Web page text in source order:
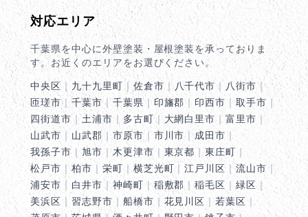
対応エリア
千葉県を中心に外壁塗装・屋根塗装を承っておりま
す。お近くのエリアをお選びください。
中央区 ｜ 九十九里町 ｜ 佐倉市 ｜ 八千代市 ｜ 八街市 ｜
匝瑳市｜ 千葉市｜千葉県｜ 印旛郡 ｜ 印西市 ｜取手市 ｜
四街道市｜土浦市 ｜ 多古町 ｜ 大網白里市 ｜富里市 ｜
山武市 ｜ 山武郡 ｜ 市原市 ｜ 市川市 ｜ 成田市 ｜
我孫子市｜旭市 ｜ 木更津市 ｜ 東京都 ｜東庄町 ｜
松戸市 ｜ 柏市 ｜ 栄町 ｜ 横芝光町 ｜江戸川区 ｜流山市 ｜
浦安市 ｜ 白井市 ｜ 神崎町 ｜ 稲敷郡 ｜稲毛区 ｜緑区 ｜
美浜区 ｜ 習志野市 ｜ 船橋市 ｜ 花見川区 ｜若葉区 ｜